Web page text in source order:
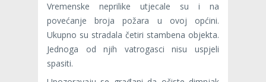
Vremenske neprilike utjecale su i na
povećanje broja požara u ovoj općini.
Ukupno su stradala četiri stambena objekta.
Jednoga od njih vatrogasci nisu uspjeli
spasiti.